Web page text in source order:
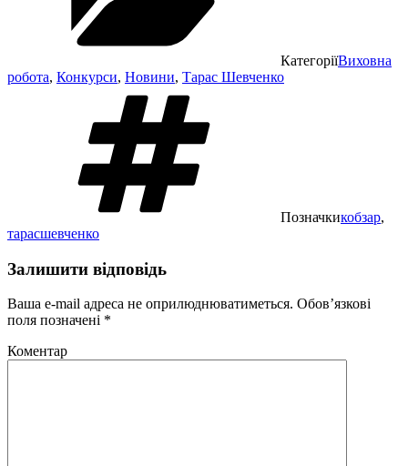
КатегоріїВиховна
робота, Конкурси, Новини, Тарас Шевченко
Позначкикобзар,
тарасшевченко
Залишити відповідь
Ваша e-mail адреса не оприлюднюватиметься. Обов’язкові
поля позначені *
Коментар